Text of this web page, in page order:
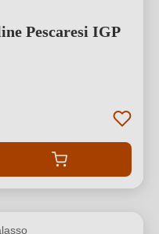
Pescaresi IGP